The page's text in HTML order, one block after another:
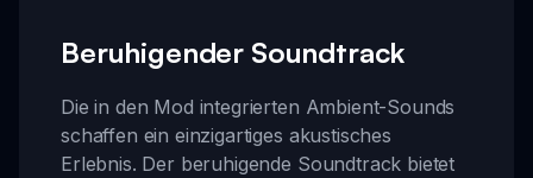
Beruhigender Soundtrack
Die in den Mod integrierten Ambient-Sounds
schaffen ein einzigartiges akustisches
Erlebnis. Der beruhigende Soundtrack bietet